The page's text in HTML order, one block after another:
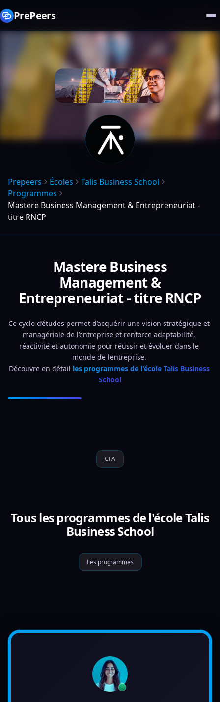
PrePeers
Prepeers Écoles
Talis Business School
Programmes
Mastere Business Management & Entrepreneuriat -
titre RNCP
Mastere Business
Management &
Entrepreneuriat - titre RNCP
Ce cycle d’études permet d’acquérir une vision stratégique et
managériale de l’entreprise et renforce adaptabilité,
réactivité et autonomie pour réussir et évoluer dans le
monde de l’entreprise.
Découvre en détail les programmes de l'école Talis Business
School
CFA
Tous les programmes de l'école Talis
Business School
Les programmes